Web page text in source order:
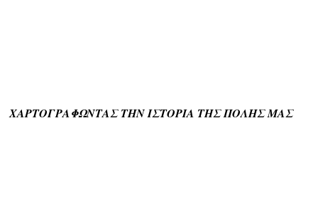
ΧΑΡΤΟΓΡΑΦΩΝΤΑΣ ΤΗΝ ΙΣΤΟΡΙΑ ΤΗΣ ΠΟΛΗΣ ΜΑΣ